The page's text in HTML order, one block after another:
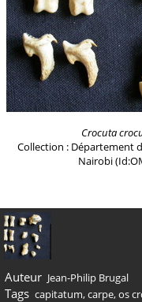
Crocuta
Collection : Département
Nairobi
Auteur Jean-Philip Brugal
Tags capitatum,carpe,os